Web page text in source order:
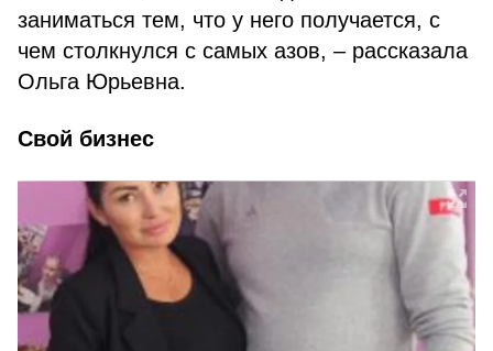
заниматься тем, что у него получается, с
чем столкнулся с самых азов, – рассказала
Ольга Юрьевна.
Свой бизнес